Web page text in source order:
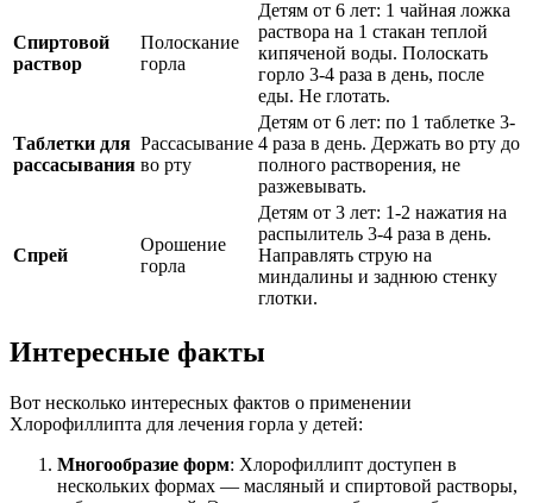
Спиртовой
раствор
Полоскание
горла
Детям от 6 лет: 1 чайная ложка
раствора на 1 стакан теплой
кипяченой воды. Полоскать
горло 3-4 раза в день, после
еды. Не глотать.
Таблетки для
рассасывания
Рассасывание
во рту
Детям от 6 лет: по 1 таблетке 3-
4 раза в день. Держать во рту до
полного растворения, не
разжевывать.
Спрей
Орошение
горла
Детям от 3 лет: 1-2 нажатия на
распылитель 3-4 раза в день.
Направлять струю на
миндалины и заднюю стенку
глотки.
Интересные факты
Вот несколько интересных фактов о применении
Хлорофиллипта для лечения горла у детей:
Многообразие форм: Хлорофиллипт доступен в
нескольких формах — масляный и спиртовой растворы,